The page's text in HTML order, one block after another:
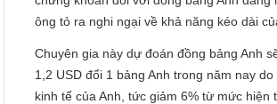
ông tỏ ra nghi ngại về khả năng kéo dài
Chuyên gia này dự đoán đồng bảng Anh
1,2 USD đổi 1 bảng Anh trong năm nay
kinh tế của Anh, tức giảm 6% từ mức hiện